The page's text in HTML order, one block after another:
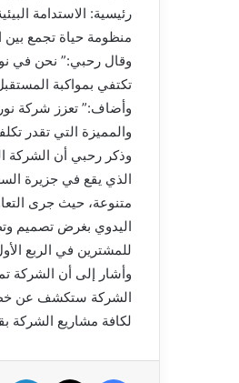
رئيسية: الاستدامة
منظومة حياة تجمع بين
وقال رحبي:” نحن في
تكتفي بمواكبة
وأضاف:” تعزز شركة
والمميزة التي تقدر تكلفتها
متنوعة، حيث جرى
اليدوي بغرض تصميم
للمشترين في الربع الأول
وأشار إلى أن الشركة
الشركة ستكشف عن خطط
لكافة مشاريع الشركة بقيمة 700